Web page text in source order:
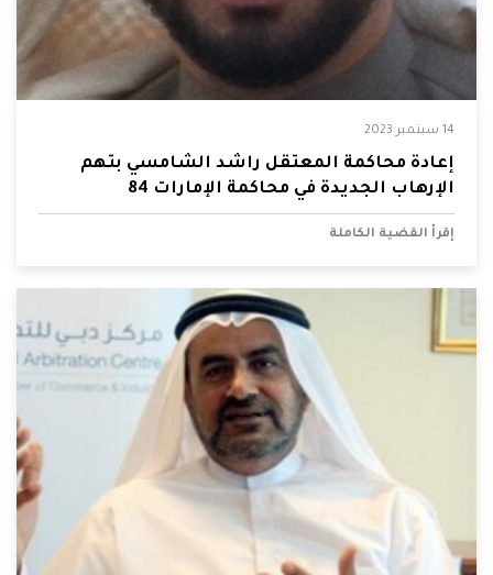
14 سبتمبر 2023
إعادة محاكمة المعتقل راشد الشامسي بتهم
الإرهاب الجديدة في محاكمة الإمارات 84
إقرأ القضية الكاملة